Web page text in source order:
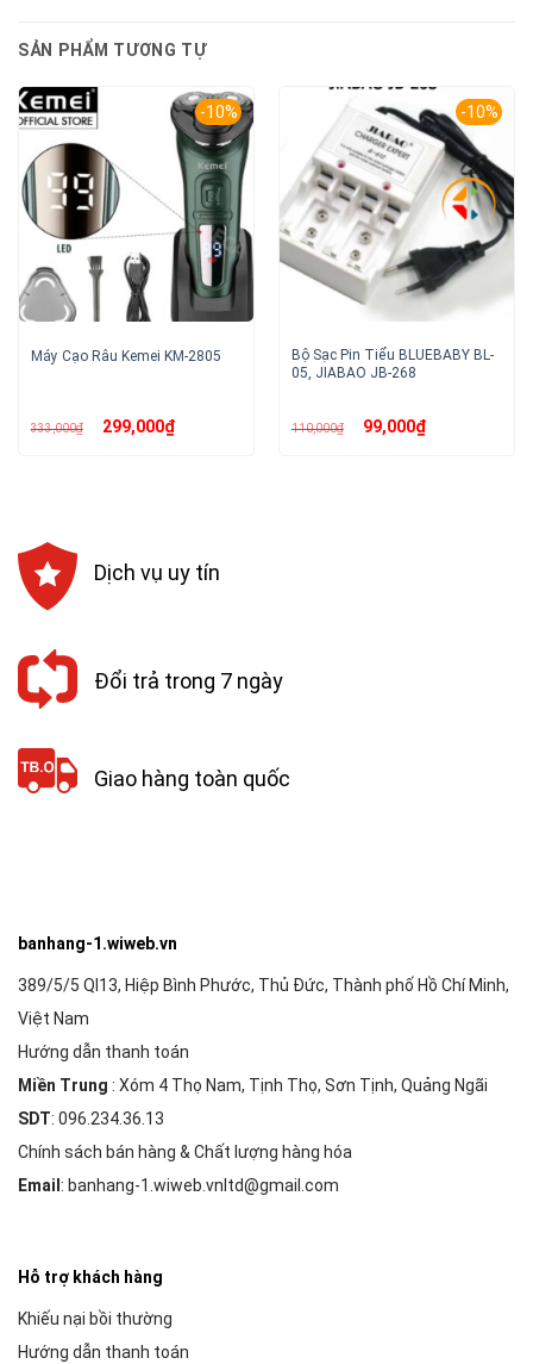
SẢN PHẨM TƯƠNG TỰ
-10%
Máy Cạo Râu Kemei KM-2805
333,000₫ Giá
gốc299,000₫Giá
-10%
Bộ Sạc Pin Tiểu BLUEBABY BL-
05, JIABAO JB-268
110,000₫ Giá
gốc99,000₫Giá
Dịch vụ uy tín
Đổi trả trong 7 ngày
Giao hàng toàn quốc
banhang-1.wiweb.vn
389/5/5 Ql13, Hiệp Bình Phước, Thủ Đức, Thành phố Hồ Chí Minh,
Việt Nam
Hướng dẫn thanh toán
Miền Trung : Xóm 4 Thọ Nam, Tịnh Thọ, Sơn Tịnh, Quảng Ngãi
SDT: 096.234.36.13
Chính sách bán hàng & Chất lượng hàng hóa
Email : banhang-1.wiweb.vnltd@gmail.com
Hỗ trợ khách hàng
Khiếu nại bồi thường
Hướng dẫn thanh toán